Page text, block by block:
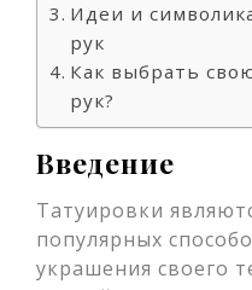
Идеи и
рук
Как выбрать
рук?
Введение
Татуировки
популярных
украшения своего